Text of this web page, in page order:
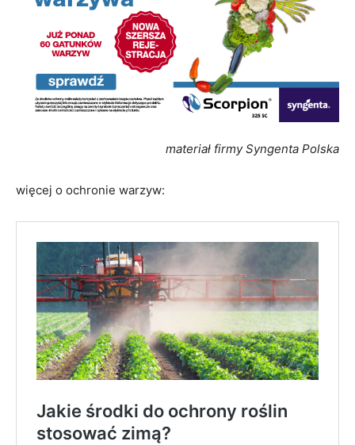
materiał firmy Syngenta Polska
więcej o ochronie warzyw: